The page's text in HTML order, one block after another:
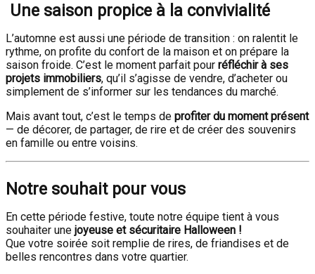
Une saison propice à la convivialité
L’automne est aussi une période de transition : on ralentit le
rythme, on profite du confort de la maison et on prépare la
saison froide. C’est le moment parfait pour réfléchir à ses
projets immobiliers, qu’il s’agisse de vendre, d’acheter ou
simplement de s’informer sur les tendances du marché.
Mais avant tout, c’est le temps de profiter du moment présent
— de décorer, de partager, de rire et de créer des souvenirs
en famille ou entre voisins.
Notre souhait pour vous
En cette période festive, toute notre équipe tient à vous
souhaiter une joyeuse et sécuritaire Halloween !
Que votre soirée soit remplie de rires, de friandises et de
belles rencontres dans votre quartier.